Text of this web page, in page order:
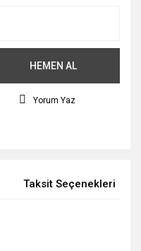
HEMEN AL
Yorum Yaz
Taksit Seçenekleri